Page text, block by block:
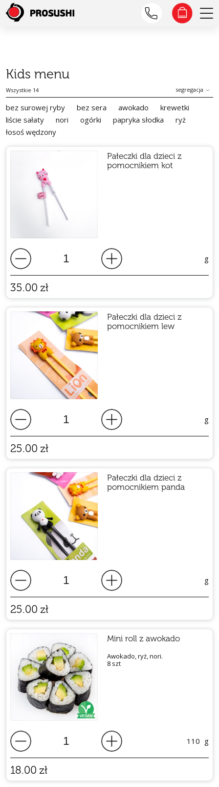
Kids menu
Wszystkie 14 segregacja
bez surowej ryby bez sera awokado
krewetki
liście sałaty
nori ogórki papryka słodka
ryż
łosoś wędzony
Pałeczki dla dzieci z
pomocnikiem kot
g
35.00 zł
Pałeczki dla dzieci z
pomocnikiem lew
g
25.00 zł
Pałeczki dla dzieci z
pomocnikiem panda
g
25.00 zł
Mini roll z awokado
Awokado, ryż, nori.
8 szt
110 g
18.00 zł